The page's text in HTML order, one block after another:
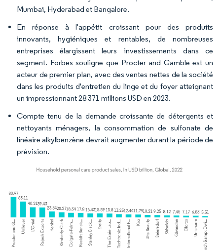
Mumbai, Hyderabad et Bangalore.
En réponse à l'appétit croissant pour des produits
innovants, hygiéniques et rentables, de nombreuses
entreprises élargissent leurs investissements dans ce
segment. Forbes souligne que Procter and Gamble est un
acteur de premier plan, avec des ventes nettes de la société
dans les produits d'entretien du linge et du foyer atteignant
un impressionnant 28 371 millions USD en 2023.
Compte tenu de la demande croissante de détergents et
nettoyants ménagers, la consommation de sulfonate de
linéaire alkylbenzène devrait augmenter durant la période de
prévision.